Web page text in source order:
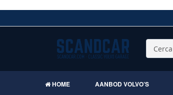
to
Cerca
HOME AANBOD VOLVO’S